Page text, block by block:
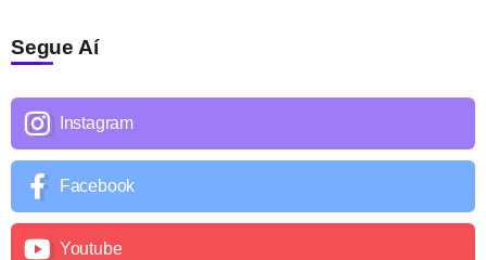
Segue Aí
Instagram
Facebook
Youtube